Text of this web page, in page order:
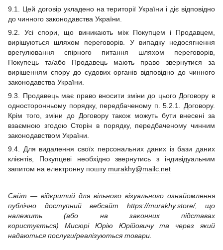
9.1. Цей договір укладено на території України і діє відповідно
до чинного законодавства України.
9.2. Усі спори, що виникають між Покупцем і Продавцем,
вирішуються шляхом переговорів. У випадку недосягнення
врегулювання спірного питання шляхом переговорів,
Покупець та/або Продавець мають право звернутися за
вирішенням спору до судових органів відповідно до чинного
законодавства України.
9.3. Продавець має право вносити зміни до цього Договору в
односторонньому порядку, передбаченому п. 5.2.1. Договору.
Крім того, зміни до Договору також можуть бути внесені за
взаємною згодою Сторін в порядку, передбаченому чинним
законодавством України.
9.4. Для видалення своїх персональних даних із бази даних
клієнтів, Покупцеві необхідно звернутись з індивідуальним
запитом на електронну пошту murakhy@mailc.net
Сайт — відкритий для вільного візуального ознайомлення
публічно доступний вебсайт https://murakhy.store/, що
належить (або на законних підставах
користується) Мисюрі Юрію Юрійовичу та через який
надаються послуги/реалізуються товари.